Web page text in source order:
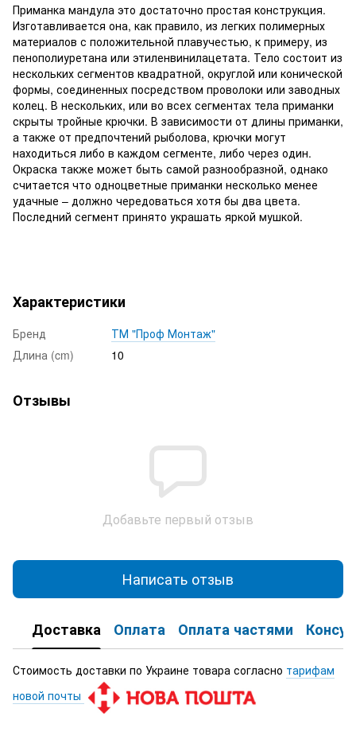
Приманка мандула это достаточно простая конструкция.
Изготавливается она, как правило, из легких полимерных
материалов с положительной плавучестью, к примеру, из
пенополиуретана или этиленвинилацетата. Тело состоит из
нескольких сегментов квадратной, округлой или конической
формы, соединенных посредством проволоки или заводных
колец. В нескольких, или во всех сегментах тела приманки
скрыты тройные крючки. В зависимости от длины приманки,
а также от предпочтений рыболова, крючки могут
находиться либо в каждом сегменте, либо через один.
Окраска также может быть самой разнообразной, однако
считается что одноцветные приманки несколько менее
удачные – должно чередоваться хотя бы два цвета.
Последний сегмент принято украшать яркой мушкой.
Характеристики
Бренд
ТМ "Проф Монтаж"
Длина (cm)
10
Отзывы
Добавьте первый отзыв
Написать отзыв
Доставка Оплата Оплата частями
Стоимость доставки по Украине товара согласно тарифам
новой почты